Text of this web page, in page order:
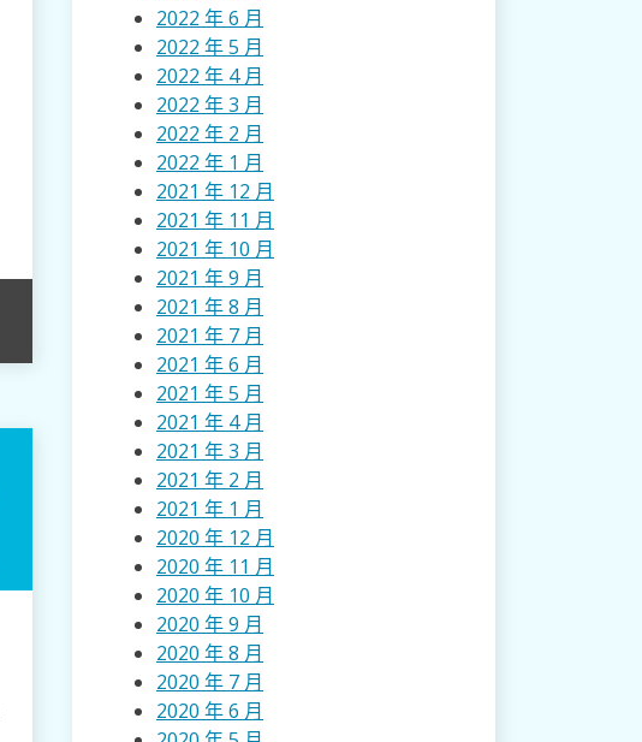
2022 年 6 月
2022 年 5 月
2022 年 4 月
2022 年 3 月
2022 年 2 月
2022 年 1 月
2021 年 12 月
2021 年 11 月
2021 年 10 月
2021 年 9 月
2021 年 8 月
2021 年 7 月
2021 年 6 月
2021 年 5 月
2021 年 4 月
2021 年 3 月
2021 年 2 月
2021 年 1 月
2020 年 12 月
2020 年 11 月
2020 年 10 月
2020 年 9 月
2020 年 8 月
2020 年 7 月
2020 年 6 月